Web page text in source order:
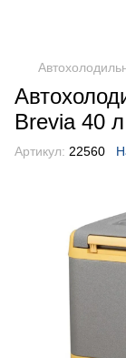
Brevia 40
Артикул: 22560